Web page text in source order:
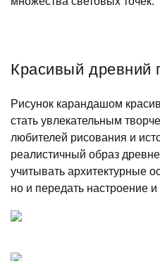
Красивый древний
Рисунок карандашом
стать увлекательным
любителей рисования и
реалистичный образ
учитывать архитектурные
но и передать настроение